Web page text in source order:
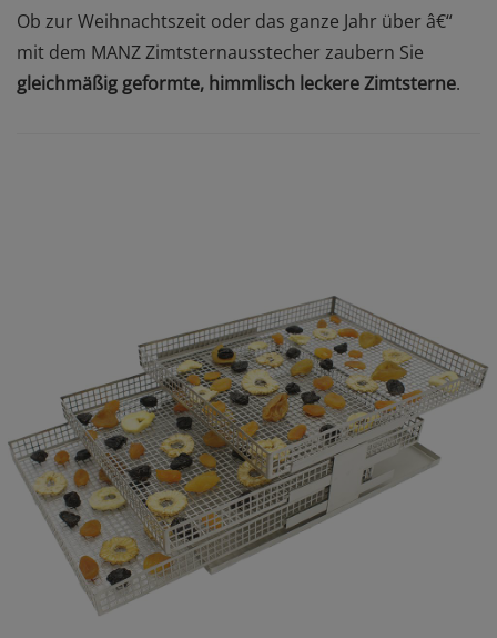
Ob zur Weihnachtszeit oder das ganze Jahr über â€“
mit dem MANZ Zimtsternausstecher zaubern Sie
gleichmäßig geformte, himmlisch leckere Zimtsterne.